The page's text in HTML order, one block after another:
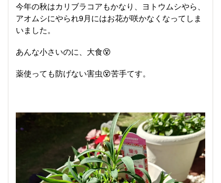
今年の秋はカリブラコアもかなり、ヨトウムシやら、
アオムシにやられ9月にはお花が咲かなくなってしま
いました。
あんな小さいのに、大食😵
薬使っても防げない害虫😵苦手てす。